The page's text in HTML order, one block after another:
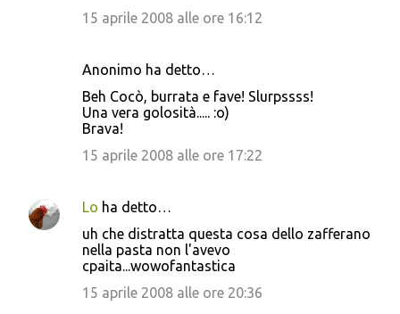
15 aprile 2008 alle ore 16:12
Anonimo ha detto…
Beh Cocò, burrata e fave! Slurpssss!
Una vera golosità..... :o)
Brava!
15 aprile 2008 alle ore 17:22
Lo ha detto…
uh che distratta questa cosa dello zafferano
nella pasta non l'avevo
cpaita...wowofantastica
15 aprile 2008 alle ore 20:36